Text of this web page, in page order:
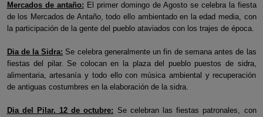
Mercados de antaño: El primer domingo de Agosto se celebra la fiesta
de los Mercados de Antaño, todo ello ambientado en la edad media, con
la participación de la gente del pueblo ataviados con los trajes de época.
Dia de la Sidra: Se celebra generalmente un fin de semana antes de las
fiestas del pilar. Se colocan en la plaza del pueblo puestos de sidra,
alimentaria, artesanía y todo ello con música ambiental y recuperación
de antiguas costumbres en la elaboración de la sidra.
Dia del Pilar. 12 de octubre: Se celebran las fiestas patronales, con